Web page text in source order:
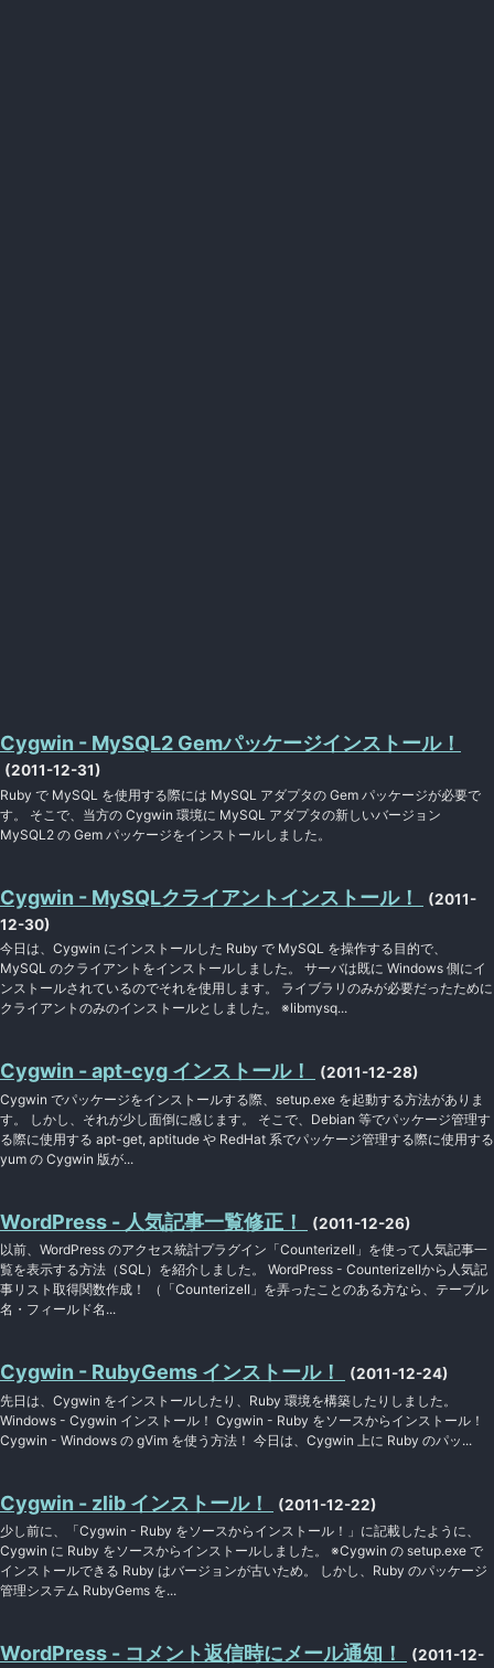
Cygwin - MySQL2 Gemパッケージインストール！
(2011-12-31)
Ruby で MySQL を使用する際には MySQL アダプタの Gem パッケージが必要で
す。 そこで、当方の Cygwin 環境に MySQL アダプタの新しいバージョン
MySQL2 の Gem パッケージをインストールしました。
Cygwin - MySQLクライアントインストール！
(2011-
12-30)
今日は、Cygwin にインストールした Ruby で MySQL を操作する目的で、
MySQL のクライアントをインストールしました。 サーバは既に Windows 側にイ
ンストールされているのでそれを使用します。 ライブラリのみが必要だったために
クライアントのみのインストールとしました。 ※libmysq...
Cygwin - apt-cyg インストール！ (2011-12-28)
Cygwin でパッケージをインストールする際、setup.exe を起動する方法がありま
す。 しかし、それが少し面倒に感じます。 そこで、Debian 等でパッケージ管理す
る際に使用する apt-get, aptitude や RedHat 系でパッケージ管理する際に使用する
yum の Cygwin 版が...
WordPress - 人気記事一覧修正！ (2011-12-26)
以前、WordPress のアクセス統計プラグイン「CounterizeII」を使って人気記事一
覧を表示する方法（SQL）を紹介しました。 WordPress - CounterizeIIから人気記
事リスト取得関数作成！ （「CounterizeII」を弄ったことのある方なら、テーブル
名・フィールド名...
Cygwin - RubyGems インストール！ (2011-12-24)
先日は、Cygwin をインストールしたり、Ruby 環境を構築したりしました。
Windows - Cygwin インストール！ Cygwin - Ruby をソースからインストール！
Cygwin - Windows の gVim を使う方法！ 今日は、Cygwin 上に Ruby のパッ...
Cygwin - zlib インストール！ (2011-12-22)
少し前に、「Cygwin - Ruby をソースからインストール！」に記載したように、
Cygwin に Ruby をソースからインストールしました。 ※Cygwin の setup.exe で
インストールできる Ruby はバージョンが古いため。 しかし、Ruby のパッケージ
管理システム RubyGems を...
WordPress - コメント返信時にメール通知！
(2011-12-